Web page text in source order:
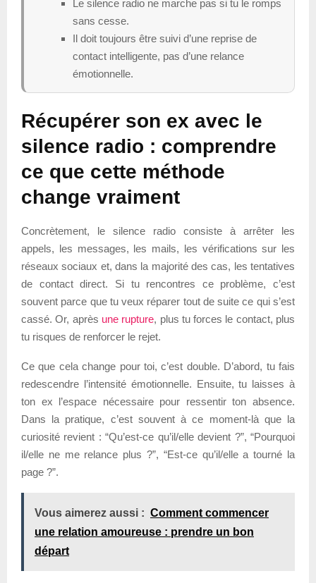
Le silence radio ne marche pas si tu le romps
sans cesse.
Il doit toujours être suivi d’une reprise de
contact intelligente, pas d’une relance
émotionnelle.
Récupérer son ex avec le
silence radio : comprendre
ce que cette méthode
change vraiment
Concrètement, le silence radio consiste à arrêter les
appels, les messages, les mails, les vérifications sur les
réseaux sociaux et, dans la majorité des cas, les tentatives
de contact direct. Si tu rencontres ce problème, c’est
souvent parce que tu veux réparer tout de suite ce qui s’est
cassé. Or, après une rupture, plus tu forces le contact, plus
tu risques de renforcer le rejet.
Ce que cela change pour toi, c’est double. D’abord, tu fais
redescendre l’intensité émotionnelle. Ensuite, tu laisses à
ton ex l’espace nécessaire pour ressentir ton absence.
Dans la pratique, c’est souvent à ce moment-là que la
curiosité revient : “Qu’est-ce qu’il/elle devient ?”, “Pourquoi
il/elle ne me relance plus ?”, “Est-ce qu’il/elle a tourné la
page ?”.
Vous aimerez aussi : Comment commencer
une relation amoureuse : prendre un bon
départ